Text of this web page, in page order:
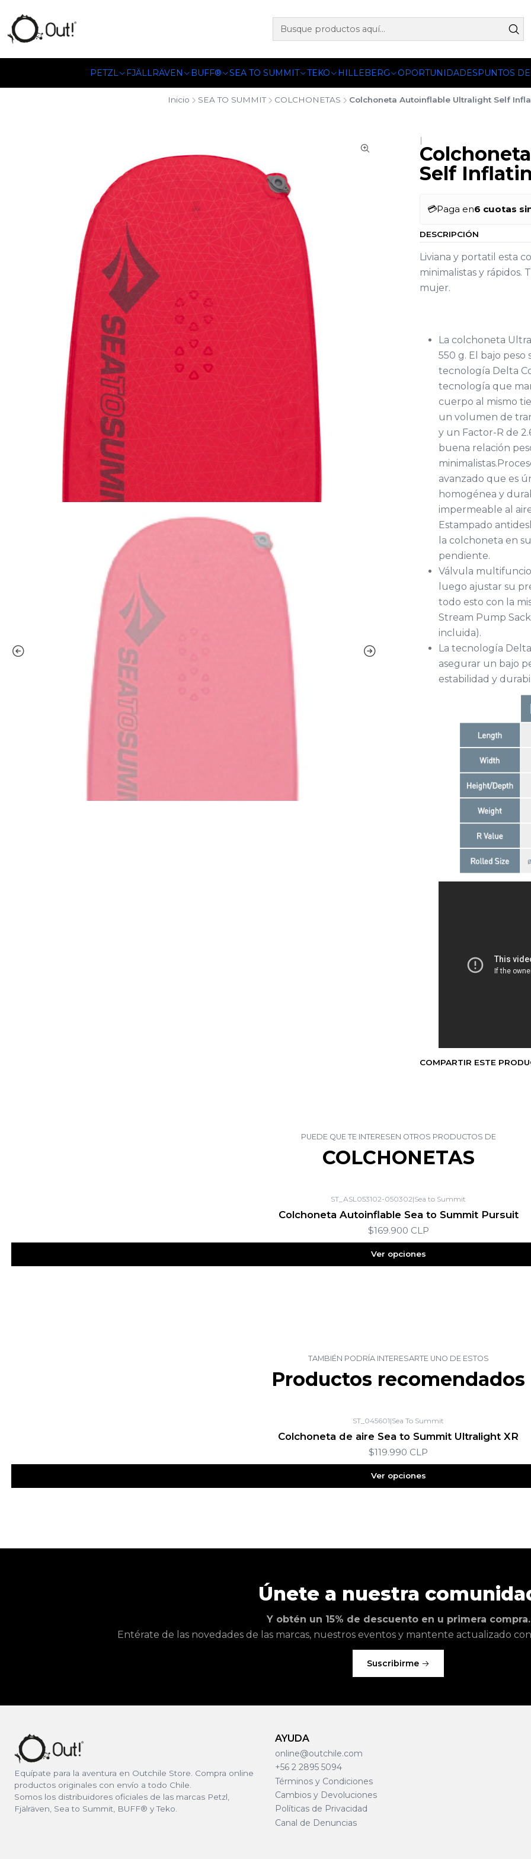
PETZL FJÄLLRÄVEN BUFF® SEA TO SUMMIT TEKO HILLEBERG OPORTUNIDADESPUNTOS
Inicio SEA TO SUMMIT COLCHONETAS Colchoneta Autoinflable Ultralight Self
|
Self
💳Paga en6 cuotas
DESCRIPCIÓN
Liviana y portatil esta
minimalistas y rápidos.
mujer.
La colchoneta
550 g. El bajo peso
tecnología Delta
tecnología que
cuerpo al mismo
un volumen de
y un Factor-R de
buena relación
avanzado que es
homogénea y
impermeable al
Estampado
la colchoneta en
pendiente.
Válvula
luego ajustar su
todo esto con la
Stream Pump
incluida).
La tecnología
asegurar un bajo
estabilidad y
COMPARTIR ESTE
PUEDE QUE TE INTERESEN OTROS PRODUCTOS DE
COLCHONETAS
ST_ASL053102-050302|Sea to Summit
Colchoneta Autoinflable Sea to Summit Pursuit
$169.900 CLP
Ver opciones
TAMBIÉN PODRÍA INTERESARTE UNO DE ESTOS
Productos recomendados
ST_045601|Sea To Summit
Colchoneta de aire Sea to Summit Ultralight XR
$119.990 CLP
Ver opciones
Únete a nuestra
Y obtén un 15% de descuento en u primera compra.
Entérate de las novedades de las marcas, nuestros eventos y mantente actualizado
Suscribirme
Equípate para la aventura en Outchile Store. Compra online
productos originales con envío a todo Chile.
Somos los distribuidores oficiales de las marcas Petzl,
Fjälräven, Sea to Summit, BUFF® y Teko.
AYUDA
online@outchile.com
+56 2 2895 5094
Términos y Condiciones
Cambios y Devoluciones
Políticas de Privacidad
Canal de Denuncias